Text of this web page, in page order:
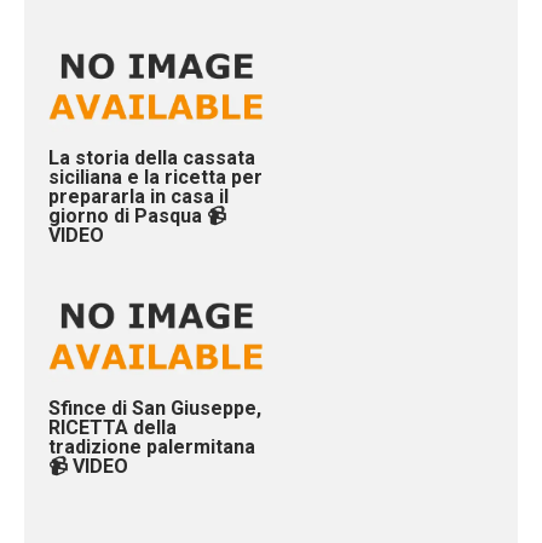
La storia della cassata
siciliana e la ricetta per
prepararla in casa il
giorno di Pasqua 📹
VIDEO
Sfince di San Giuseppe,
RICETTA della
tradizione palermitana
📹 VIDEO